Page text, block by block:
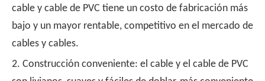
cable y cable de PVC tiene un costo de fabricación más
bajo y un mayor rentable, competitivo en el mercado de
cables y cables.
2. Construcción conveniente: el cable y el cable de PVC